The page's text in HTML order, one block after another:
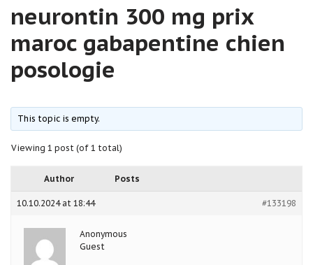
neurontin 300 mg prix
maroc gabapentine chien
posologie
This topic is empty.
Viewing 1 post (of 1 total)
Author Posts
10.10.2024 at 18:44 #133198
Anonymous
Guest